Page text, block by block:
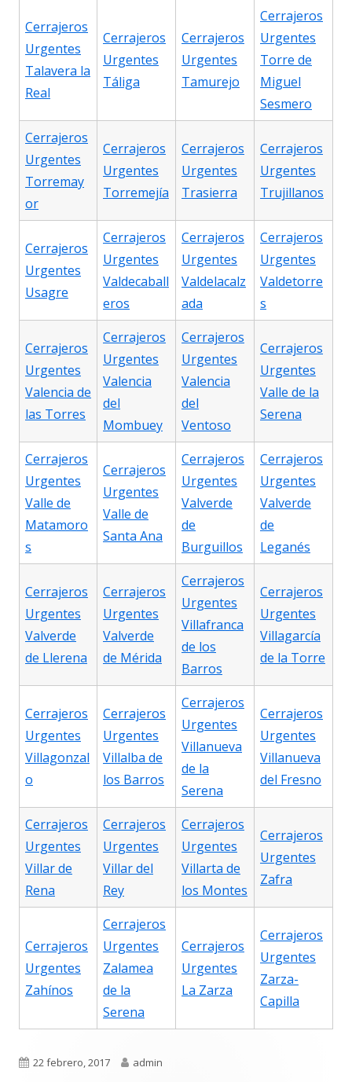
Cerrajeros
Urgentes
Talavera la
Real
Cerrajeros
Urgentes
Táliga
Cerrajeros
Urgentes
Tamurejo
Cerrajeros
Urgentes
Torre de
Miguel
Sesmero
Cerrajeros
Urgentes
Torremay
or
Cerrajeros
Urgentes
Torremejía
Cerrajeros
Urgentes
Trasierra
Cerrajeros
Urgentes
Trujillanos
Cerrajeros
Urgentes
Usagre
Cerrajeros
Urgentes
Valdecaball
eros
Cerrajeros
Urgentes
Valdelacalz
ada
Cerrajeros
Urgentes
Valdetorre
s
Cerrajeros
Urgentes
Valencia de
las Torres
Cerrajeros
Urgentes
Valencia
del
Mombuey
Cerrajeros
Urgentes
Valencia
del
Ventoso
Cerrajeros
Urgentes
Valle de la
Serena
Cerrajeros
Urgentes
Valle de
Matamoro
s
Cerrajeros
Urgentes
Valle de
Santa Ana
Cerrajeros
Urgentes
Valverde
de
Burguillos
Cerrajeros
Urgentes
Valverde
de
Leganés
Cerrajeros
Urgentes
Valverde
de Llerena
Cerrajeros
Urgentes
Valverde
de Mérida
Cerrajeros
Urgentes
Villafranca
de los
Barros
Cerrajeros
Urgentes
Villagarcía
de la Torre
Cerrajeros
Urgentes
Villagonzal
o
Cerrajeros
Urgentes
Villalba de
los Barros
Cerrajeros
Urgentes
Villanueva
de la
Serena
Cerrajeros
Urgentes
Villanueva
del Fresno
Cerrajeros
Urgentes
Villar de
Rena
Cerrajeros
Urgentes
Villar del
Rey
Cerrajeros
Urgentes
Villarta de
los Montes
Cerrajeros
Urgentes
Zafra
Cerrajeros
Urgentes
Zahínos
Cerrajeros
Urgentes
Zalamea
de la
Serena
Cerrajeros
Urgentes
La Zarza
Cerrajeros
Urgentes
Zarza-
Capilla
Publicado
22 febrero, 2017 Autor
admin